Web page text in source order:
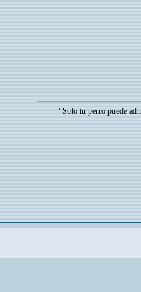
"Solo tu perro puede